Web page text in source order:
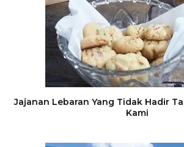
Jajanan Lebaran Yang Tidak Hadir
Kami